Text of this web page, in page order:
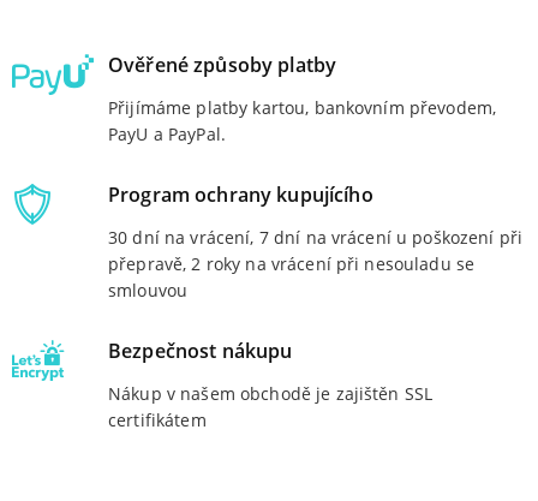
Ověřené způsoby platby
Přijímáme platby kartou, bankovním převodem,
PayU a PayPal.
Program ochrany kupujícího
30 dní na vrácení, 7 dní na vrácení u poškození při
přepravě, 2 roky na vrácení při nesouladu se
smlouvou
Bezpečnost nákupu
Nákup v našem obchodě je zajištěn SSL
certifikátem